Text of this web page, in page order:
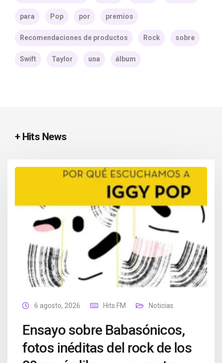
para Pop por premios
Recomendaciones de productos Rock sobre
Swift Taylor una álbum
+ Hits News
6 agosto, 2026 Hits FM Noticias
Ensayo sobre Babasónicos,
fotos inéditas del rock de los